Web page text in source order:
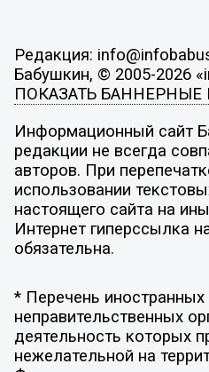
Редакция:
Бабушкин, © 2005-2026
ПОКАЗАТЬ БАННЕРНЫЕ
Информационный сайт
редакции не всегда
авторов. При
использовании
настоящего сайта на
Интернет гиперссылка
обязательна.
* Перечень
неправительственных
деятельность которых
нежелательной на